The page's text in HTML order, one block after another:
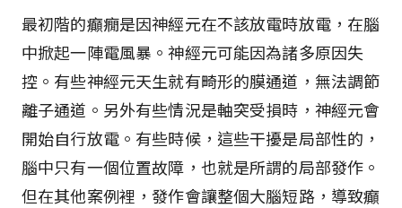
最初階的癲癇是因神經元在不該放電時放電，在腦
中掀起一陣電風暴。神經元可能因為諸多原因失
控。有些神經元天生就有畸形的膜通道，無法調節
離子通道。另外有些情況是軸突受損時，神經元會
開始自行放電。有些時候，這些干擾是局部性的，
腦中只有一個位置故障，也就是所謂的局部發作。
但在其他案例裡，發作會讓整個大腦短路，導致癲